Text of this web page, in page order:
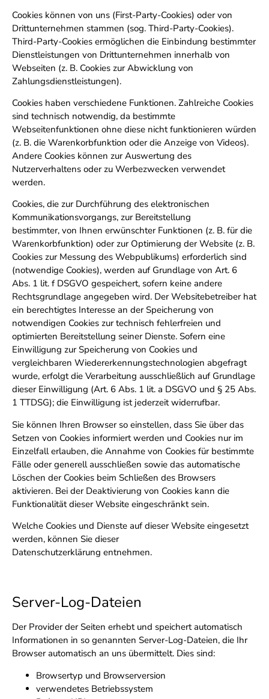
Cookies können von uns (First-Party-Cookies) oder von
Drittunternehmen stammen (sog. Third-Party-Cookies).
Third-Party-Cookies ermöglichen die Einbindung bestimmter
Dienstleistungen von Drittunternehmen innerhalb von
Webseiten (z. B. Cookies zur Abwicklung von
Zahlungsdienstleistungen).
Cookies haben verschiedene Funktionen. Zahlreiche Cookies
sind technisch notwendig, da bestimmte
Webseitenfunktionen ohne diese nicht funktionieren würden
(z. B. die Warenkorbfunktion oder die Anzeige von Videos).
Andere Cookies können zur Auswertung des
Nutzerverhaltens oder zu Werbezwecken verwendet
werden.
Cookies, die zur Durchführung des elektronischen
Kommunikationsvorgangs, zur Bereitstellung
bestimmter, von Ihnen erwünschter Funktionen (z. B. für die
Warenkorbfunktion) oder zur Optimierung der Website (z. B.
Cookies zur Messung des Webpublikums) erforderlich sind
(notwendige Cookies), werden auf Grundlage von Art. 6
Abs. 1 lit. f DSGVO gespeichert, sofern keine andere
Rechtsgrundlage angegeben wird. Der Websitebetreiber hat
ein berechtigtes Interesse an der Speicherung von
notwendigen Cookies zur technisch fehlerfreien und
optimierten Bereitstellung seiner Dienste. Sofern eine
Einwilligung zur Speicherung von Cookies und
vergleichbaren Wiedererkennungstechnologien abgefragt
wurde, erfolgt die Verarbeitung ausschließlich auf Grundlage
dieser Einwilligung (Art. 6 Abs. 1 lit. a DSGVO und § 25 Abs.
1 TTDSG); die Einwilligung ist jederzeit widerrufbar.
Sie können Ihren Browser so einstellen, dass Sie über das
Setzen von Cookies informiert werden und Cookies nur im
Einzelfall erlauben, die Annahme von Cookies für bestimmte
Fälle oder generell ausschließen sowie das automatische
Löschen der Cookies beim Schließen des Browsers
aktivieren. Bei der Deaktivierung von Cookies kann die
Funktionalität dieser Website eingeschränkt sein.
Welche Cookies und Dienste auf dieser Website eingesetzt
werden, können Sie dieser
Datenschutzerklärung entnehmen.
Server-Log-Dateien
Der Provider der Seiten erhebt und speichert automatisch
Informationen in so genannten Server-Log-Dateien, die Ihr
Browser automatisch an uns übermittelt. Dies sind:
Browsertyp und Browserversion
verwendetes Betriebssystem